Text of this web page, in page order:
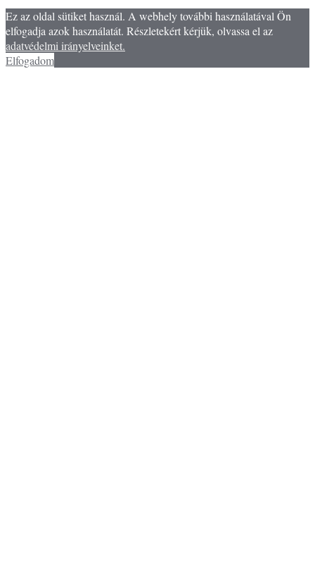
Ez az oldal sütiket használ. A webhely további használatával Ön
elfogadja azok használatát. Részletekért kérjük, olvassa el az
adatvédelmi irányelveinket.
Elfogadom